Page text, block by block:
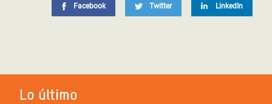
Facebook Twitter LinkedIn
Lo último